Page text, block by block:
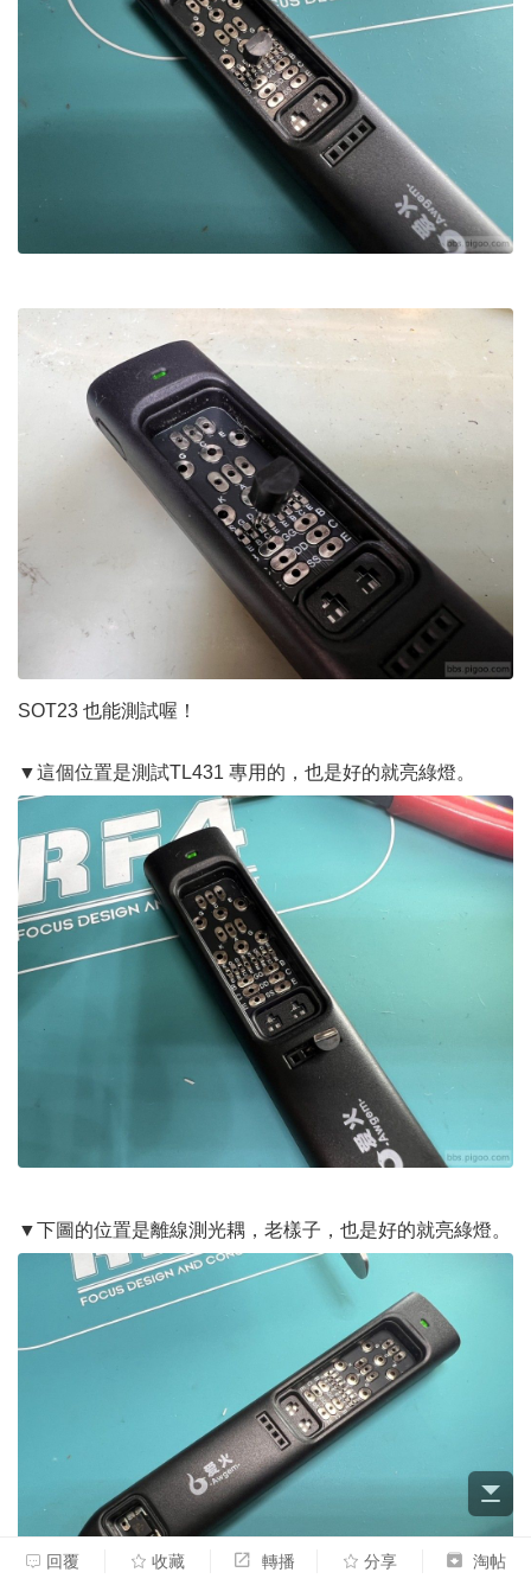
SOT23 也能測試喔！
▼這個位置是測試TL431 專用的，也是好的就亮綠燈。
▼下圖的位置是離線測光耦，老樣子，也是好的就亮綠燈。
回覆 收藏 轉播 分享 淘帖